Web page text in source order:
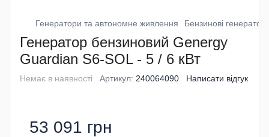
Генератори та автономне живлення Бензинові
Генератор бензиновий Genergy
Guardian S6-SOL - 5 / 6 кВт
Немає в наявності Артикул: 240064090 Написати відгук
53 091 грн